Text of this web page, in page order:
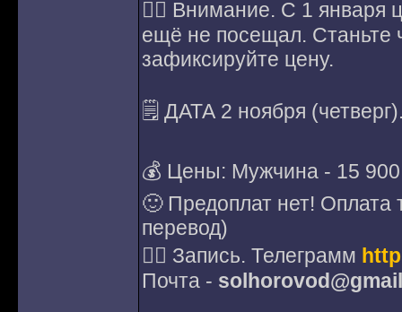
👉🏻 Внимание. С 1 января
ещё не посещал.
зафиксируйте цену.
🗒 ДАТА 2 ноября
💰 Цены: Мужчина - 15
🙂 Предоплат нет! Оплата
перевод)
✍🏻 Запись. Телеграмм
Почта -